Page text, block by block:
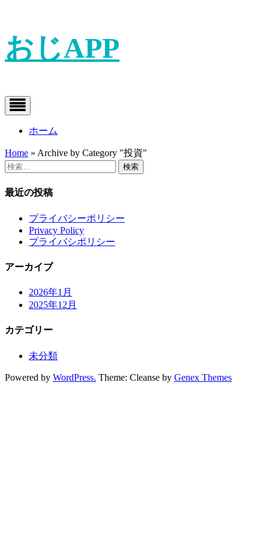
Skip
to
content
おじAPP
ホーム
Home » Archive by Category "投資"
検
最近の投稿
プライバシーポリシー
Privacy Policy
プライバシポリシー
アーカイブ
2026年1月
2025年12月
カテゴリー
未分類
Powered by WordPress. Theme: Cleanse by Genex Themes